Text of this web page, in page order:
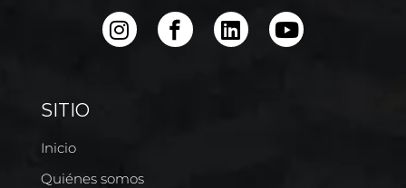
SITIO
Inicio
Quiénes somos